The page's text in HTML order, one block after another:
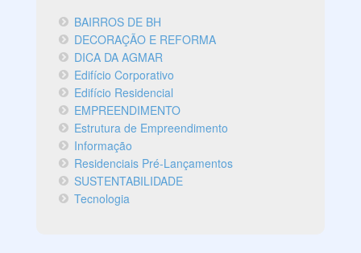
BAIRROS DE BH
DECORAÇÃO E REFORMA
DICA DA AGMAR
Edifício Corporativo
Edifício Residencial
EMPREENDIMENTO
Estrutura de Empreendimento
Informação
Residenciais Pré-Lançamentos
SUSTENTABILIDADE
Tecnologia